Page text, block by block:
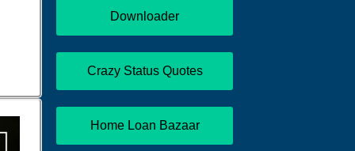
Downloader
Crazy Status Quotes
Home Loan Bazaar